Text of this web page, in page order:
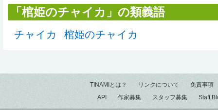
「棺姫のチャイカ」の類義語
チャイカ 棺姫のチャイカ
TINAMIとは？ リンクについて
免責事項
API
作家募集 スタッフ募集 Staff